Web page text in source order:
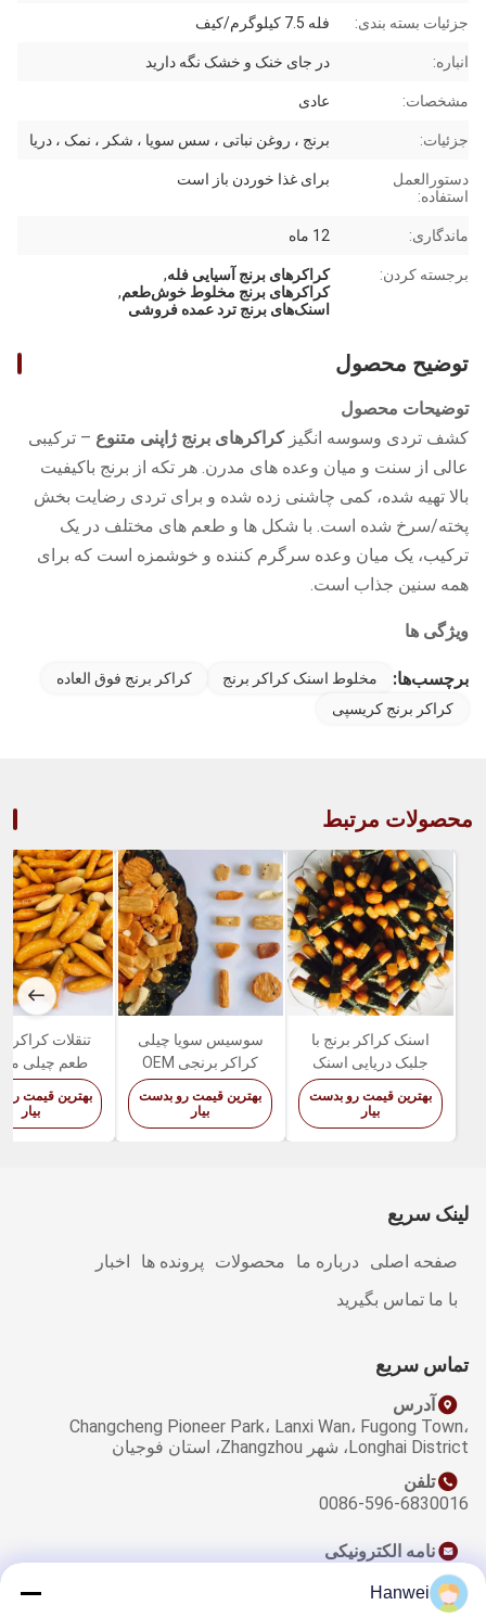
جزئیات بسته بندی: فله 7.5 کیلوگرم/کیف
انباره: در جای خنک و خشک نگه دارید
مشخصات: عادی
جزئیات: برنج ، روغن نباتی ، سس سویا ، شکر ، نمک ، دریا
دستورالعمل
استفاده:
برای غذا خوردن باز است
ماندگاری: 12 ماه
برجسته کردن: کراکرهای برنج آسیایی فله,
کراکرهای برنج مخلوط خوش‌طعم,
اسنک‌های برنج ترد عمده فروشی
توضیح محصول
توضیحات محصول
کشف تردی وسوسه انگیزکراکرهای برنج ژاپنی متنوع – ترکیبی
عالی از سنت و میان وعده های مدرن. هر تکه از برنج باکیفیت
بالا تهیه شده، کمی چاشنی زده شده و برای تردی رضایت بخش
پخته/سرخ شده است. با شکل ها و طعم های مختلف در یک
ترکیب، یک میان وعده سرگرم کننده و خوشمزه است که برای
همه سنین جذاب است.
ویژگی ها
برچسب‌ها: مخلوط اسنک کراکر برنج
کراکر برنج فوق العاده
کراکر برنج کریسپی
محصولات مرتبط
اسنک کراکر برنج با
جلبک دریایی اسنک
برنج پف کرده ترد و
خوشمزه
بهترین قیمت رو بدست
بیار
سوسیس سویا چیلی
کراکر برنجی OEM
بسته بندی کراکر
مخلوط برنج ژاپنی
بهترین قیمت رو بدست
بیار
تنقلات کراکر
طعم چیلی
کراکر برنج
و ترد
بهترین قیمت
بیار
لینک سریع
صفحه اصلی درباره ما محصولات پرونده ها
اخبار
با ما تماس بگیرید
تماس سریع
آدرس
Changcheng Pioneer Park، Lanxi Wan، Fugong Town،
Longhai District، شهر Zhangzhou، استان فوجیان
تلفن
0086-596-6830016
نامه الکترونیکی
sales@qzwfoods.com
Hanwei